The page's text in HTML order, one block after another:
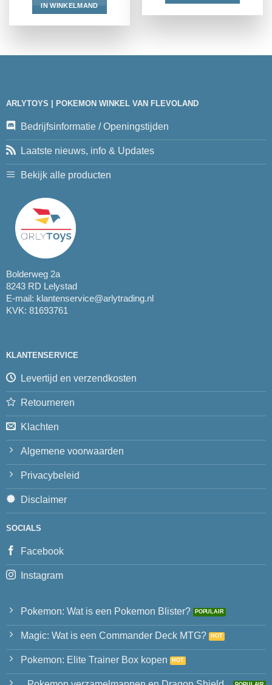
IN WINKELMAND
ARLYTOYS | POKEMON WINKEL VAN FLEVOLAND
Bedrijfsinformatie / Openingstijden
Laatste nieuws, info & Updates
Bekijk alle producten
Bolderweg 2a
8243 RD Lelystad
E-mail: klantenservice@arlytrading.nl
KVK: 81693761
KLANTENSERVICE
Levertijd en verzendkosten
Retourneren
Klachten
Algemene voorwaarden
Privacybeleid
Disclaimer
SOCIALS
Facebook
Instagram
Pokemon: Wat is een Pokemon Blister?
Magic: Wat is een Commander Deck MTG?
Pokemon: Elite Trainer Box kopen